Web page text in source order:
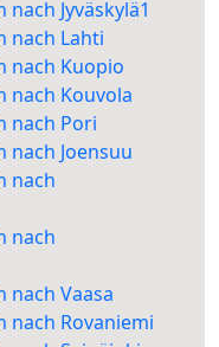
Jyväskylä1
nach Lahti
nach Kuopio
nach Kouvola
nach Pori
nach Joensuu
nach
nach
nach Vaasa
nach Rovaniemi